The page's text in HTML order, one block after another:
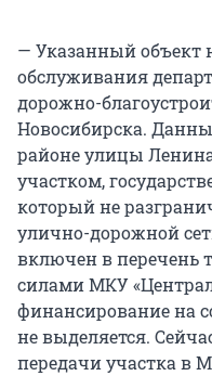
— Указанный объект
обслуживания
дорожно-
Новосибирска.
районе улицы
участком,
который не
улично-дорожной
включен в перечень
силами МКУ
финансирование на
не выделяется.
передачи участка в